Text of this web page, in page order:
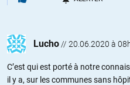
Lucho // 20.06.2020 à
C’est qui est porté à notre
il y a, sur les communes sans